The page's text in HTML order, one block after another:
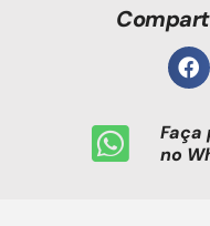
Faça
no